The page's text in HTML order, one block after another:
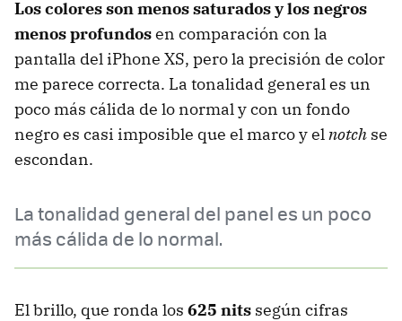
Los colores son menos saturados y los negros
menos profundosen comparación con la
pantalla del iPhone XS, pero la precisión de color
me parece correcta. La tonalidad general es un
poco más cálida de lo normal y con un fondo
negro es casi imposible que el marco y el notch se
escondan.
La tonalidad general del panel es un poco
más cálida de lo normal.
El brillo, que ronda los 625 nits según cifras